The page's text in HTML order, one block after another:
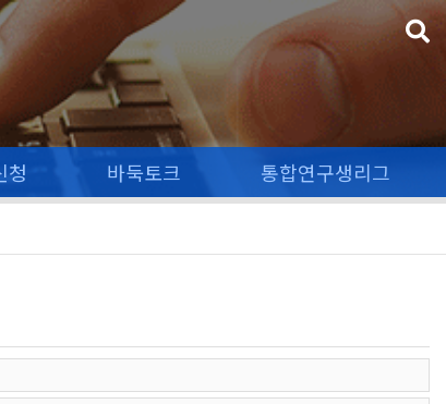
청 바둑토크 통합연구생리그